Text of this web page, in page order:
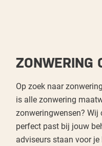
ZONWERING
Op zoek naar
is alle zonwering
zonweringwensen? Wij
perfect past bij jouw
adviseurs staan voor